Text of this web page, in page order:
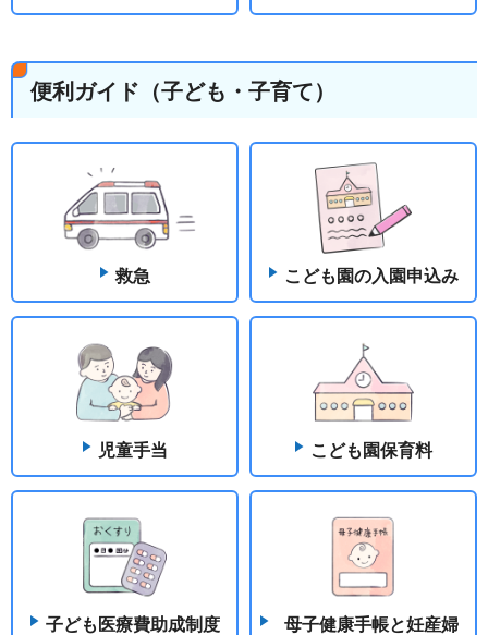
便利ガイド（子ども・子育て）
救急 こども園の入園申込み
児童手当 こども園保育料
子ども医療費助成制度
母子健康手帳と妊産婦